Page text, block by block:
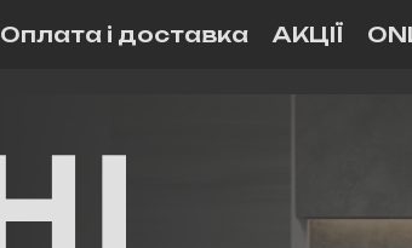
Оплата і доставка АКЦІЇ